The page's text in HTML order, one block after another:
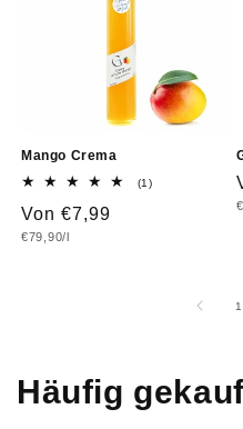
Mango Crema
(1)1
Normaler
Preis
Von €7,99
Grundpreis
€79,90/l
1
Häufig